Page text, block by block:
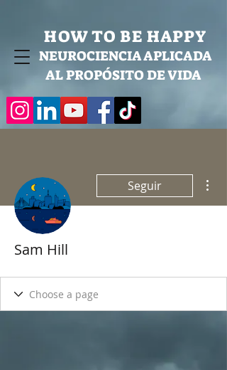
HOW TO BE HAPPY
NEUROCIENCIA APLICADA
AL PROPÓSITO DE VIDA
Seguir
Sam Hill